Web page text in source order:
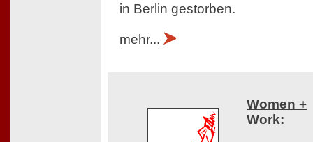
in Berlin gestorben.
mehr...
Women +
Work: